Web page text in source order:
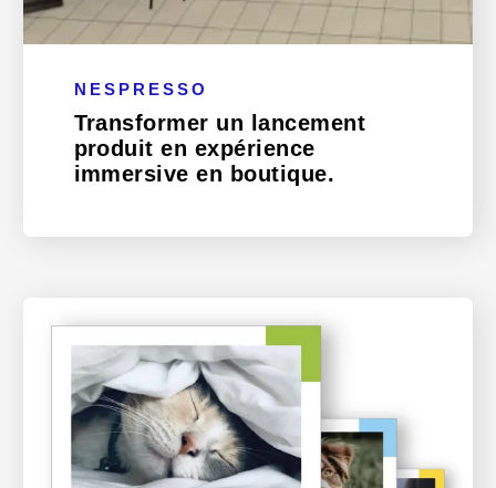
NESPRESSO
Transformer un lancement
produit en expérience
immersive en boutique.